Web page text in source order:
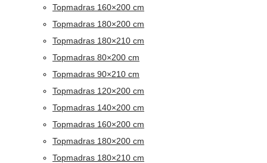
Topmadras 160×200 cm
Topmadras 180×200 cm
Topmadras 180×210 cm
Topmadras 80×200 cm
Topmadras 90×210 cm
Topmadras 120×200 cm
Topmadras 140×200 cm
Topmadras 160×200 cm
Topmadras 180×200 cm
Topmadras 180×210 cm